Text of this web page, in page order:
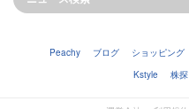
Peachy ブログ ショッピング
Kstyle
株探